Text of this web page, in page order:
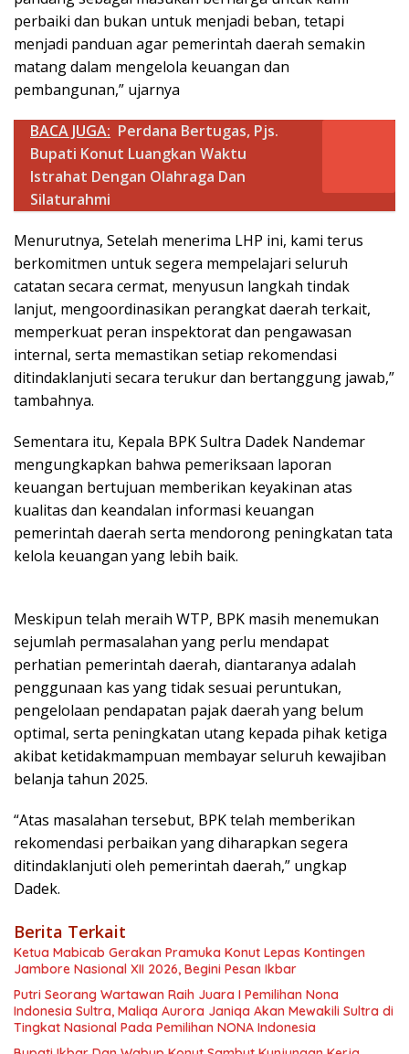
perbaiki dan bukan untuk menjadi beban, tetapi
menjadi panduan agar pemerintah daerah semakin
matang dalam mengelola keuangan dan
pembangunan,” ujarnya
BACA JUGA: Perdana Bertugas, Pjs.
Bupati Konut Luangkan Waktu
Istrahat Dengan Olahraga Dan
Silaturahmi
Menurutnya, Setelah menerima LHP ini, kami terus
berkomitmen untuk segera mempelajari seluruh
catatan secara cermat, menyusun langkah tindak
lanjut, mengoordinasikan perangkat daerah terkait,
memperkuat peran inspektorat dan pengawasan
internal, serta memastikan setiap rekomendasi
ditindaklanjuti secara terukur dan bertanggung jawab,”
tambahnya.
Sementara itu, Kepala BPK Sultra Dadek Nandemar
mengungkapkan bahwa pemeriksaan laporan
keuangan bertujuan memberikan keyakinan atas
kualitas dan keandalan informasi keuangan
pemerintah daerah serta mendorong peningkatan tata
kelola keuangan yang lebih baik.
Meskipun telah meraih WTP, BPK masih menemukan
sejumlah permasalahan yang perlu mendapat
perhatian pemerintah daerah, diantaranya adalah
penggunaan kas yang tidak sesuai peruntukan,
pengelolaan pendapatan pajak daerah yang belum
optimal, serta peningkatan utang kepada pihak ketiga
akibat ketidakmampuan membayar seluruh kewajiban
belanja tahun 2025.
“Atas masalahan tersebut, BPK telah memberikan
rekomendasi perbaikan yang diharapkan segera
ditindaklanjuti oleh pemerintah daerah,” ungkap
Dadek.
Berita Terkait
Ketua Mabicab Gerakan Pramuka Konut Lepas Kontingen
Jambore Nasional XII 2026, Begini Pesan Ikbar
Putri Seorang Wartawan ‎Raih Juara I Pemilihan Nona
Indonesia Sultra, Maliqa Aurora Janiqa Akan Mewakili Sultra di
Tingkat Nasional Pada Pemilihan NONA Indonesia